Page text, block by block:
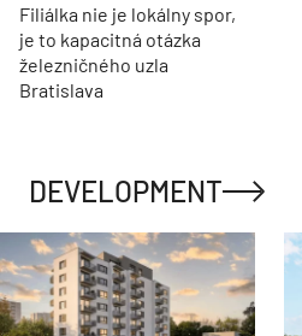
Filiálka nie je lokálny spor,
je to kapacitná otázka
železničného uzla
Bratislava
DEVELOPMENT